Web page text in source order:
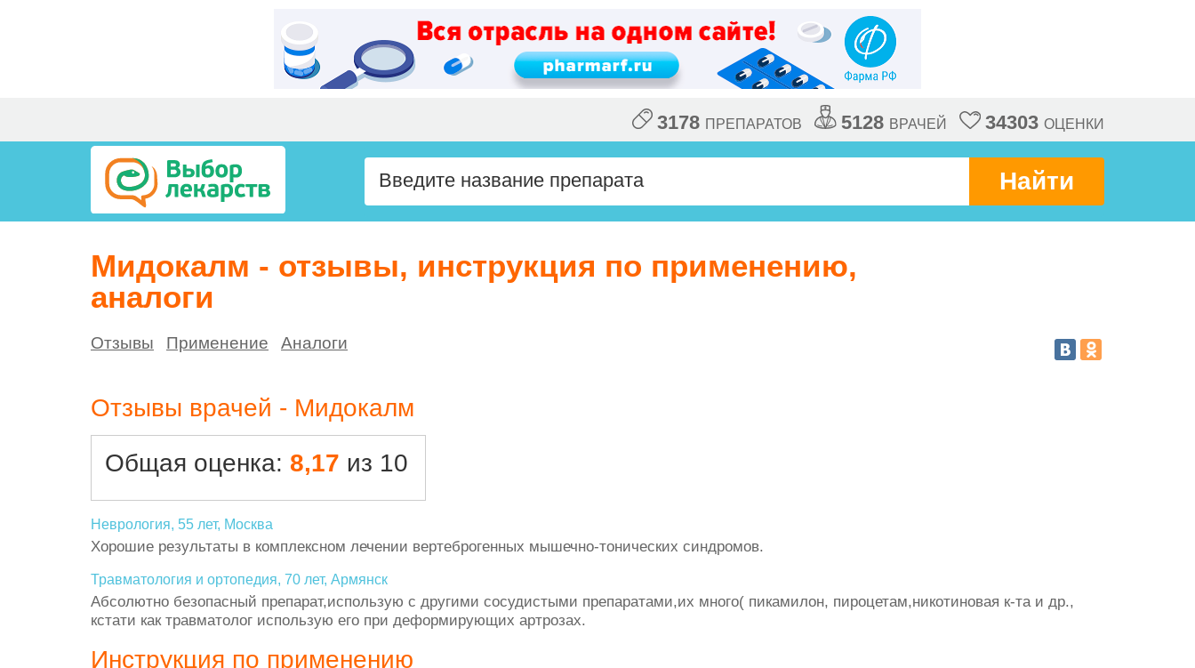
3178 ПРЕПАРАТОВ 5128 ВРАЧЕЙ 34303 ОЦЕНКИ
Найти
Мидокалм - отзывы, инструкция по применению,
аналоги
Отзывы Применение Аналоги
Отзывы врачей - Мидокалм
Общая оценка: 8,17 из 10
Неврология, 55 лет, Москва
Хорошие результаты в комплексном лечении вертеброгенных мышечно-тонических синдромов.
Травматология и ортопедия, 70 лет, Армянск
Абсолютно безопасный препарат,использую с другими сосудистыми препаратами,их много( пикамилон, пироцетам,никотиновая к-та и др.,
кстати как травматолог использую его при деформирующих артрозах.
Инструкция по применению